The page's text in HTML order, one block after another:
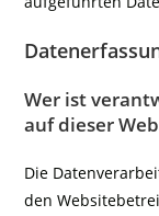
Wer ist
auf dieser
Die
den